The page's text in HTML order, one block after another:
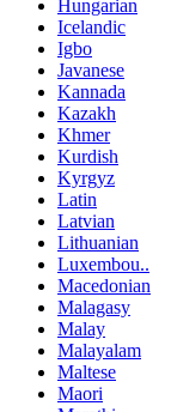
Hungarian
Icelandic
Igbo
Javanese
Kannada
Kazakh
Khmer
Kurdish
Kyrgyz
Latin
Latvian
Lithuanian
Luxembou..
Macedonian
Malagasy
Malay
Malayalam
Maltese
Maori